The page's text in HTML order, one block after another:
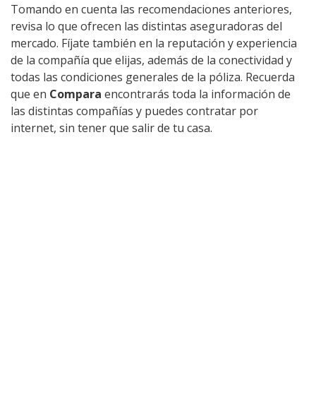
Tomando en cuenta las recomendaciones anteriores,
revisa lo que ofrecen las distintas aseguradoras del
mercado. Fíjate también en la reputación y experiencia
de la compañía que elijas, además de la conectividad y
todas las condiciones generales de la póliza. Recuerda
que en Compara encontrarás toda la información de
las distintas compañías y puedes contratar por
internet, sin tener que salir de tu casa.